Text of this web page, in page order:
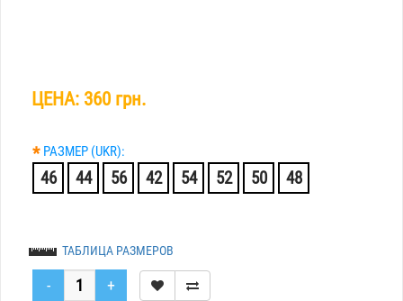
ЦЕНА: 360 грн.
* РАЗМЕР (UKR):
46 44 56 42 54 52 50 48
ТАБЛИЦА РАЗМЕРОВ